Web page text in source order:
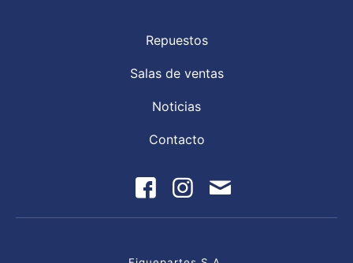
Repuestos
Salas de ventas
Noticias
Contacto